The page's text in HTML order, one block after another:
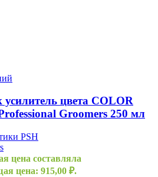
цвета COLOR
Groomers 250 мл
PSH
цена составляла
цена: 915,00 ₽.